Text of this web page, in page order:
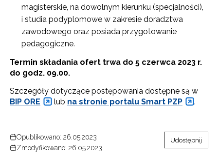
magisterskie, na dowolnym kierunku (specjalności),
i studia podyplomowe w zakresie doradztwa
zawodowego oraz posiada przygotowanie
pedagogiczne.
Termin składania ofert trwa do 5 czerwca 2023 r.
do godz. 09.00.
Szczegóły dotyczące postępowania dostępne są w
BIP ORE
lub na stronie portalu Smart PZP .
Opublikowano: 26.05.2023
Zmodyfikowano: 26.05.2023
Udostępnij
Newsletter ORE
Zapisz się i bądź na bieżąco z najnowszymi
informacjami